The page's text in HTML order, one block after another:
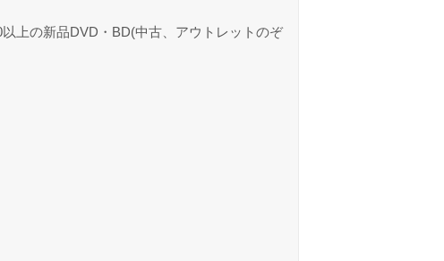
の新品DVD・BD(中古、アウトレットのぞ